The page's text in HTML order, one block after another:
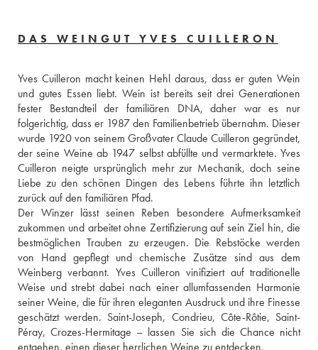
DAS WEINGUT YVES CUILLERON
Yves Cuilleron macht keinen Hehl daraus, dass er guten Wein
und gutes Essen liebt. Wein ist bereits seit drei Generationen
fester Bestandteil der familiären DNA, daher war es nur
folgerichtig, dass er 1987 den Familienbetrieb übernahm. Dieser
wurde 1920 von seinem Großvater Claude Cuilleron gegründet,
der seine Weine ab 1947 selbst abfüllte und vermarktete. Yves
Cuilleron neigte ursprünglich mehr zur Mechanik, doch seine
Liebe zu den schönen Dingen des Lebens führte ihn letztlich
zurück auf den familiären Pfad.
Der Winzer lässt seinen Reben besondere Aufmerksamkeit
zukommen und arbeitet ohne Zertifizierung auf sein Ziel hin, die
bestmöglichen Trauben zu erzeugen. Die Rebstöcke werden
von Hand gepflegt und chemische Zusätze sind aus dem
Weinberg verbannt. Yves Cuilleron vinifiziert auf traditionelle
Weise und strebt dabei nach einer allumfassenden Harmonie
seiner Weine, die für ihren eleganten Ausdruck und ihre Finesse
geschätzt werden. Saint-Joseph, Condrieu, Côte-Rôtie, Saint-
Péray, Crozes-Hermitage – lassen Sie sich die Chance nicht
entgehen, einen dieser herrlichen Weine zu entdecken.